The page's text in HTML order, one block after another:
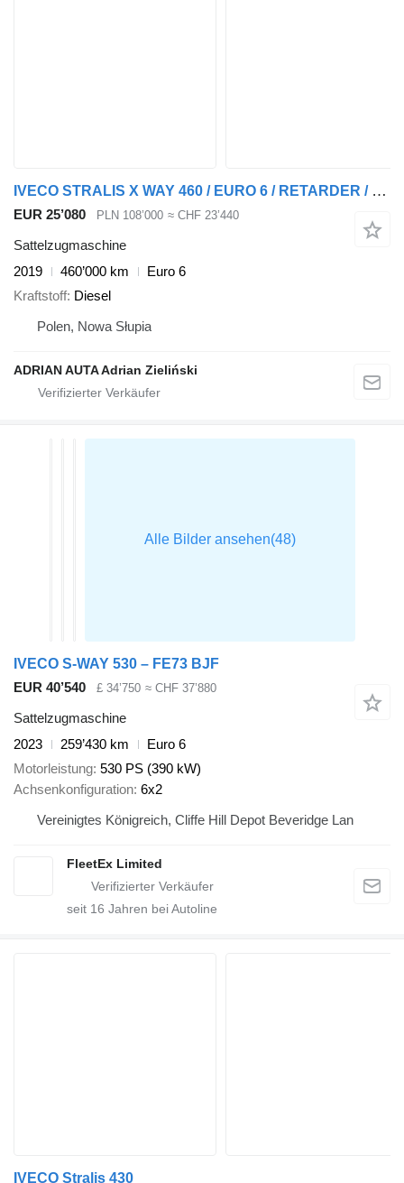
IVECO STRALIS X WAY 460 / EURO 6 / RETARDER / 460 TYS KM / HYDRAULIKA
EUR 25’080 PLN 108’000 ≈ CHF 23’440
Sattelzugmaschine
2019
460’000 km
Euro 6
Kraftstoff Diesel
Polen, Nowa Słupia
ADRIAN AUTA Adrian Zieliński
IVECO S-WAY 530 – FE73 BJF
EUR 40’540
£ 34’750 ≈ CHF 37’880
Sattelzugmaschine
2023
259’430 km
Euro 6
Motorleistung 530 PS (390 kW)
Achsenkonfiguration 6x2
Vereinigtes Königreich, Cliffe Hill Depot Beveridge Lan
FleetEx Limited
seit 16 Jahren bei Autoline
IVECO Stralis 430